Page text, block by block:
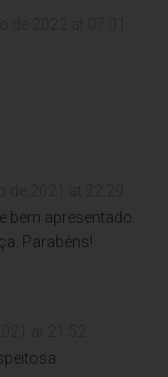
bem apresentado.
Parabéns!